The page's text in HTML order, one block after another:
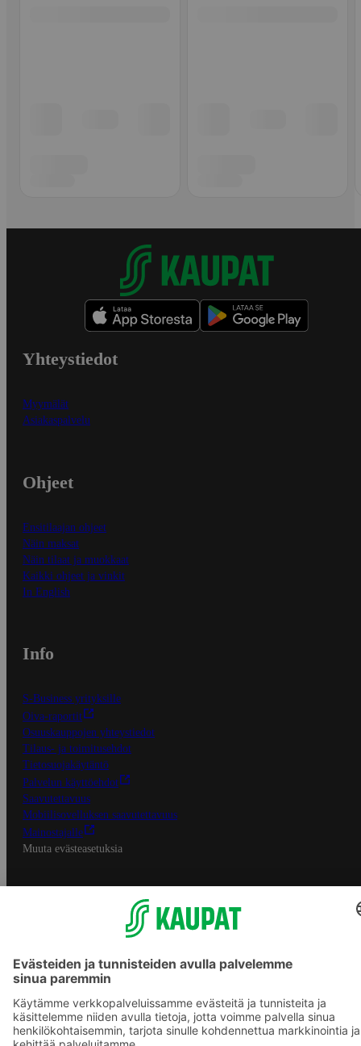
Yhteystiedot
Myymälät
Asiakaspalvelu
Ohjeet
Ensitilaajan ohjeet
Näin maksat
Näin tilaat ja muokkaat
Kaikki ohjeet ja vinkit
In English
Info
S-Business yrityksille
Oiva-raportit
Osuuskauppojen yhteystiedot
Tilaus- ja toimitusehdot
Tietosuojakäytäntö
Palvelun käyttöehdot
Saavutettavuus
Mobiilisovelluksen saavutettavuus
Mainostajalle
Muuta evästeasetuksia
S-ryhmän palvelut
S-ryhmä
Asiakasomistajuus
S-ostoslista -sovellus
Prisma.fi